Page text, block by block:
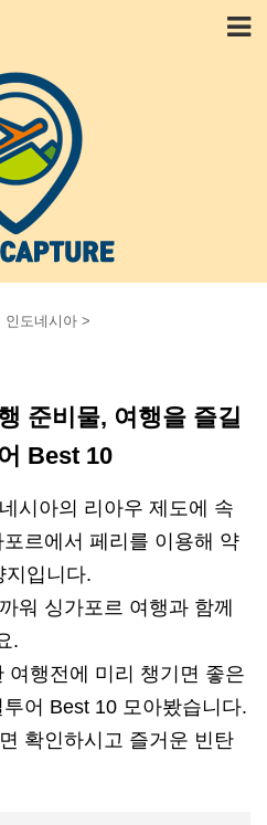
인도네시아 >
준비물, 여행을 즐길
Best 10
시아의 리아우 제도에 속
르에서 페리를 이용해 약
지입니다.
워 싱가포르 여행과 함께
.
여행전에 미리 챙기면 좋은
어 Best 10 모아봤습니다.
확인하시고 즐거운 빈탄